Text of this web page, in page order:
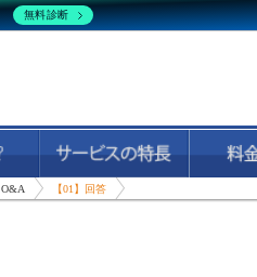
O&A 【01】回答
無料診断